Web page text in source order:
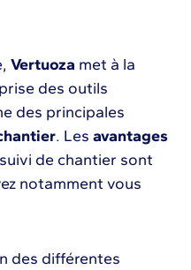
Vertuoza met à la
des outils
des principales
. Les avantages
de chantier sont
notamment vous
des différentes